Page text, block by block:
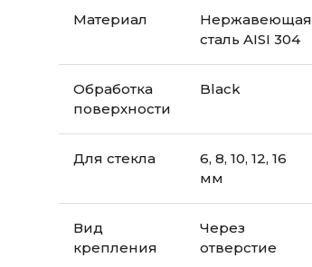
Материал
Нержавеющая
сталь AISI 304
Обработка
поверхности
Black
Для стекла
6, 8, 10, 12, 16
мм
Вид
крепления
Через
отверстие